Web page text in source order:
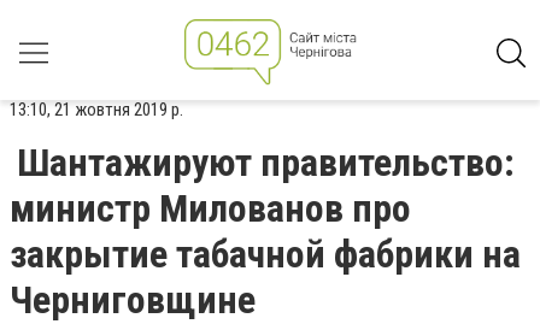
13:10, 21 жовтня 2019 р.
Шантажируют правительство:
министр Милованов про
закрытие табачной фабрики на
Черниговщине